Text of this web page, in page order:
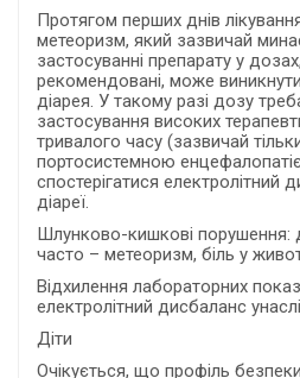
Протягом перших днів
метеоризм, який зазвичай
застосуванні препарату у
рекомендовані, може
діарея. У такому разі дозу
застосування високих
тривалого часу (зазвичай
портосистемною
спостерігатися електролітний
діареї.
Шлунково-кишкові порушення:
часто – метеоризм, біль у
Відхилення лабораторних
електролітний дисбаланс
Діти
Очікується, що профіль